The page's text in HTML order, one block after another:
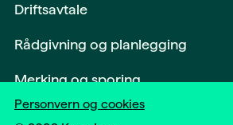
Driftsavtale
Rådgivning og planlegging
Merking og sporing
Softwareløsninger og digitalisering
Personvern og cookies